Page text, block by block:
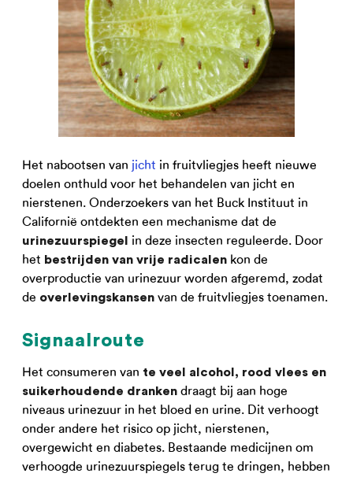
Het nabootsen van jicht in fruitvliegjes heeft nieuwe
doelen onthuld voor het behandelen van jicht en
nierstenen. Onderzoekers van het Buck Instituut in
Californië ontdekten een mechanisme dat de
urinezuurspiegel
in deze insecten reguleerde. Door
het bestrijden van vrije radicalen kon de
overproductie van urinezuur worden afgeremd, zodat
de overlevingskansen van de fruitvliegjes toenamen.
Signaalroute
Het consumeren van te veel alcohol, rood vlees en
suikerhoudende dranken draagt bij aan hoge
niveaus urinezuur in het bloed en urine. Dit verhoogt
onder andere het risico op jicht, nierstenen,
overgewicht en diabetes. Bestaande medicijnen om
verhoogde urinezuurspiegels terug te dringen, hebben